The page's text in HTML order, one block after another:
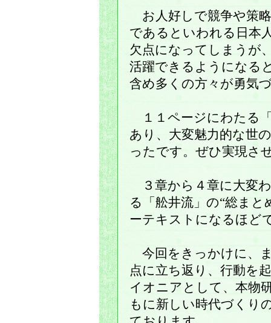
お人好しで競争や策
であるといわれる日本
欠点になってしまうが
活躍できるようになる
含め多くの方々が勇気
１１ページにわたる
あり、大変魅力的な世
ったです。ぜひ実現さ
３章から４章に大変
る「舩井流」の“総ま
ーテキストになるほど
今回をきっかけに、
点に立ち返り、行動を
イオニアとして、本物
もに新しい時代づくり